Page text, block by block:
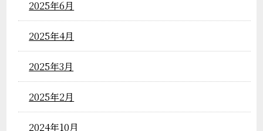
2025年6月
2025年4月
2025年3月
2025年2月
2024年10月